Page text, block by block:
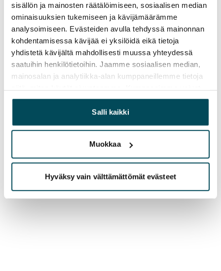
sisällön ja mainosten räätälöimiseen, sosiaalisen median
ominaisuuksien tukemiseen ja kävijämäärämme
analysoimiseen. Evästeiden avulla tehdyssä mainonnan
kohdentamisessa kävijää ei yksilöidä eikä tietoja
yhdistetä kävijältä mahdollisesti muussa yhteydessä
saatuihin henkilötietoihin. Jaamme sosiaalisen median,
mainosalan ja analytiikka-alan kumppaneillemme tietoja
yhdistää näitä tietoja muihin tietoihin, joita olet antanut
heille tai joita on kerätty, kun olet käyttänyt heidän
palvelujaan.
Salli kaikki
Muokkaa
Hyväksy vain välttämättömät evästeet